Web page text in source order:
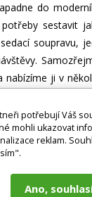
do
sestavit
soupravu,
ji v
sedací
(např.
monitoru a
potřebují Váš
mohli ukazovat
reklam.
Ano,